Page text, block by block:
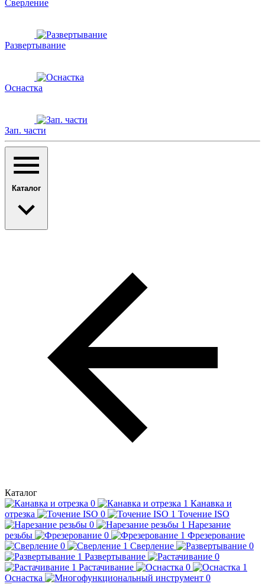
Сверление
Развертывание
Оснастка
Зап. части
Каталог
Каталог
Канавка и
отрезка
Точение ISO
Нарезание
резьбы
Фрезерование
Сверление
Развертывание
Растачивание
Оснастка